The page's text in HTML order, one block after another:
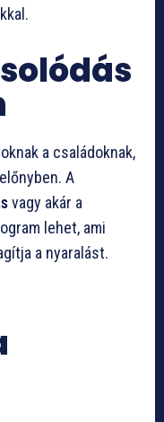
a családoknak,
A
vagy akár a
lehet, ami
a nyaralást.